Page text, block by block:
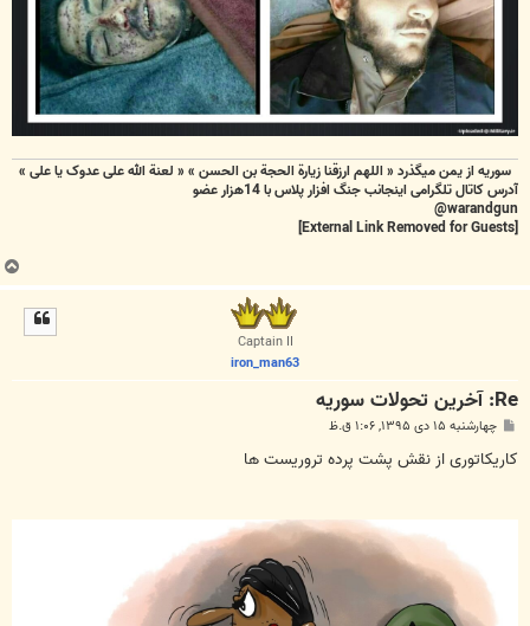
سوریه از یمن میگذرد « اللهم ارزقنا زيارة الحجة بن الحسن » « لعنة الله علی عدوک یا علی »
آدرس کاتال تلگرامی اینجانب جنگ افزار پلاس با 14هزار عضو
warandgun@
ب
ا
Captain II
iron_man63
Re: آخرين تحولات سوريه
پ
ت
چهارشنبه ۱۵ دی ۱۳۹۵, ۱:۰۶ ق.ظ
کاریکاتوری از نقش پشت پرده تروریست ها